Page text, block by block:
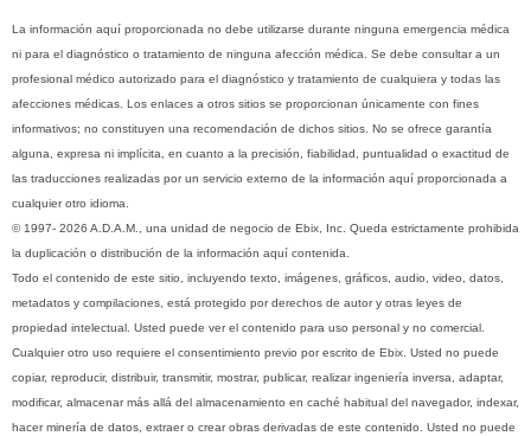
La información aquí proporcionada no debe utilizarse durante ninguna emergencia médica
ni para el diagnóstico o tratamiento de ninguna afección médica. Se debe consultar a un
profesional médico autorizado para el diagnóstico y tratamiento de cualquiera y todas las
afecciones médicas. Los enlaces a otros sitios se proporcionan únicamente con fines
informativos; no constituyen una recomendación de dichos sitios. No se ofrece garantía
alguna, expresa ni implícita, en cuanto a la precisión, fiabilidad, puntualidad o exactitud de
las traducciones realizadas por un servicio externo de la información aquí proporcionada a
cualquier otro idioma.
© 1997- 2026 A.D.A.M., una unidad de negocio de Ebix, Inc. Queda estrictamente prohibida
la duplicación o distribución de la información aquí contenida.
Todo el contenido de este sitio, incluyendo texto, imágenes, gráficos, audio, video, datos,
metadatos y compilaciones, está protegido por derechos de autor y otras leyes de
propiedad intelectual. Usted puede ver el contenido para uso personal y no comercial.
Cualquier otro uso requiere el consentimiento previo por escrito de Ebix. Usted no puede
copiar, reproducir, distribuir, transmitir, mostrar, publicar, realizar ingeniería inversa, adaptar,
modificar, almacenar más allá del almacenamiento en caché habitual del navegador, indexar,
hacer minería de datos, extraer o crear obras derivadas de este contenido. Usted no puede